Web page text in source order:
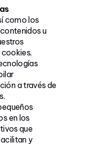
como los
u
a través de
en los
que
y